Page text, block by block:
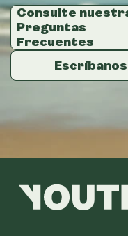
Consulte
Preguntas
Frecuentes
Escríbanos
Consulte
Preguntas
Frecuentes
Escríbanos
Consulte
Preguntas
Frecuentes
Escríbanos